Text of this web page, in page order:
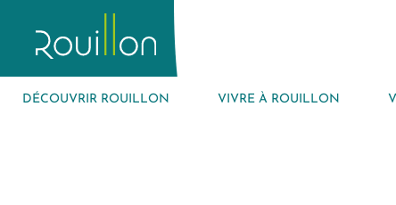
DÉCOUVRIR ROUILLON VIVRE À ROUILLON